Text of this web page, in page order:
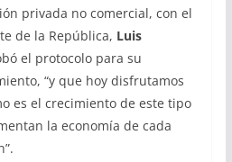
privada no comercial, con el
de la República, Luis
el protocolo para su
“y que hoy disfrutamos
es el crecimiento de este tipo
la economía de cada